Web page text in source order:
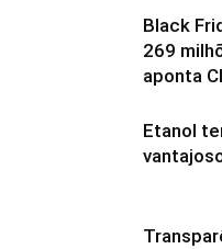
Black
269
aponta
Etanol